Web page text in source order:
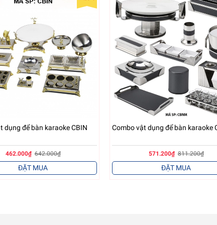
theo phong cách hiện đại, đơn giản, không sử dụng các họa
của vật dụng. Bộ sản phẩm
vật dụng bar, karaoke
mang
dụng để bàn karaoke CBIN
462.000₫ 642.000₫
ĐẶT MUA
Combo vật dụng để bàn karaoke
571.200₫ 811.200₫
ĐẶT MUA